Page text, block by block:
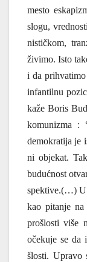
mesto
slo­gu,
ni­stič­kom,
živi­mo. Isto
i da
infan­til­nu
kaže Boris
ko­mu­ni­zma :
demo­kra­ti­ja je
ni obje­kat.
buduć­nost
spek­ti­ve.(…) U
kao pita­nje
pro­šlo­sti više
oče­ku­je se da
šlo­sti. Upra­vo